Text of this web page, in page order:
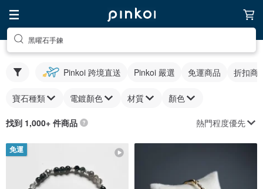
黑曜石手鍊
Pinkoi 跨境直送 Pinkoi 嚴選 免運商品 折扣商
寶石種類 電鍍顏色 材質 顏色
找到 1,000+ 件商品 熱門程度優先
免運